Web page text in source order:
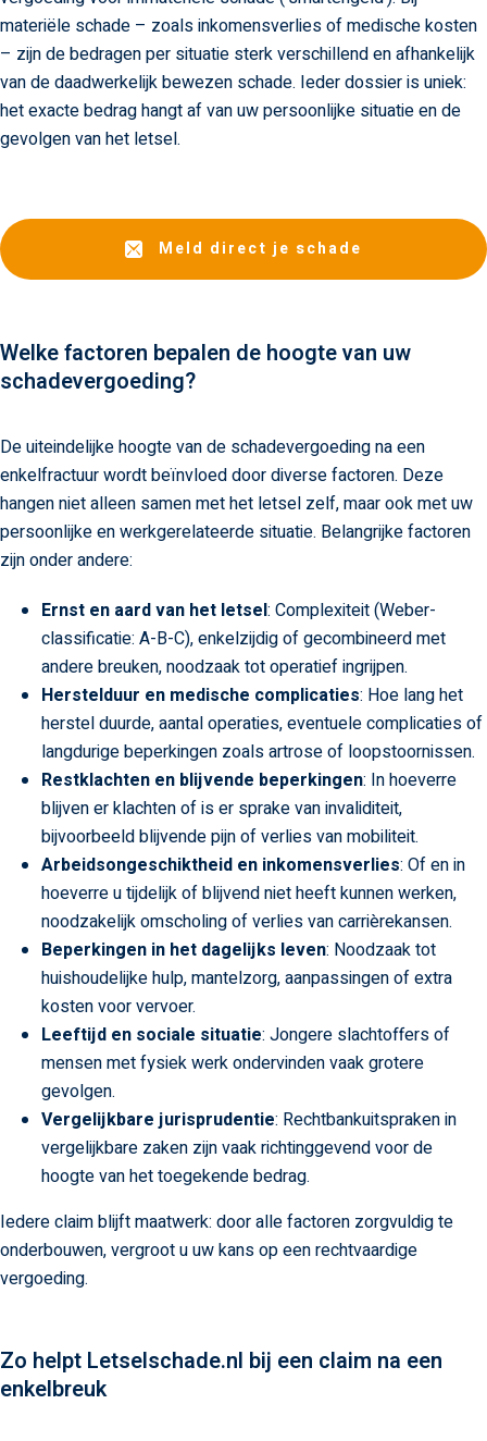
materiële schade – zoals inkomensverlies of medische kosten
– zijn de bedragen per situatie sterk verschillend en afhankelijk
van de daadwerkelijk bewezen schade. Ieder dossier is uniek:
het exacte bedrag hangt af van uw persoonlijke situatie en de
gevolgen van het letsel.
Meld direct je schade
Welke factoren bepalen de hoogte van uw
schadevergoeding?
De uiteindelijke hoogte van de schadevergoeding na een
enkelfractuur wordt beïnvloed door diverse factoren. Deze
hangen niet alleen samen met het letsel zelf, maar ook met uw
persoonlijke en werkgerelateerde situatie. Belangrijke factoren
zijn onder andere:
Ernst en aard van het letsel: Complexiteit (Weber-
classificatie: A-B-C), enkelzijdig of gecombineerd met
andere breuken, noodzaak tot operatief ingrijpen.
Herstelduur en medische complicaties: Hoe lang het
herstel duurde, aantal operaties, eventuele complicaties of
langdurige beperkingen zoals artrose of loopstoornissen.
Restklachten en blijvende beperkingen: In hoeverre
blijven er klachten of is er sprake van invaliditeit,
bijvoorbeeld blijvende pijn of verlies van mobiliteit.
Arbeidsongeschiktheid en inkomensverlies: Of en in
hoeverre u tijdelijk of blijvend niet heeft kunnen werken,
noodzakelijk omscholing of verlies van carrièrekansen.
Beperkingen in het dagelijks leven: Noodzaak tot
huishoudelijke hulp, mantelzorg, aanpassingen of extra
kosten voor vervoer.
Leeftijd en sociale situatie: Jongere slachtoffers of
mensen met fysiek werk ondervinden vaak grotere
gevolgen.
Vergelijkbare jurisprudentie: Rechtbankuitspraken in
vergelijkbare zaken zijn vaak richtinggevend voor de
hoogte van het toegekende bedrag.
Iedere claim blijft maatwerk: door alle factoren zorgvuldig te
onderbouwen, vergroot u uw kans op een rechtvaardige
vergoeding.
Zo helpt Letselschade.nl bij een claim na een
enkelbreuk